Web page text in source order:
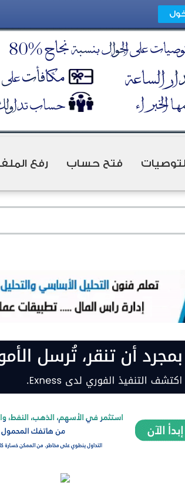
فتح حساب رفع